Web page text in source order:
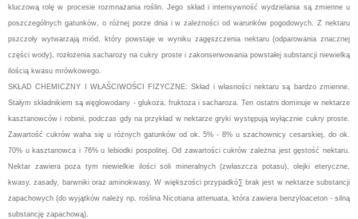
kluczową rolę w procesie rozmnażania roślin. Jego skład i intensywność wydzielania są zmienne u
poszczególnych gatunków, o różnej porze dnia i w zależności od warunków pogodowych. Z nektaru
pszczoły wytwarzają miód, który powstaje w wyniku zagęszczenia nektaru (odparowania znacznej
części wody), rozłożenia sacharozy na cukry proste i zakonserwowania powstałej substancji niewielką
ilością kwasu mrówkowego.
SKŁAD CHEMICZNY I WŁAŚCIWOŚCI FIZYCZNE: Skład i własności nektaru są bardzo zmienne.
Stałym składnikiem są węglowodany - glukoza, fruktoza i sacharoza. Ten ostatni dominuje w nektarze
kasztanowców i robinii, podczas gdy na przykład w nektarze gryki występują wyłącznie cukry proste.
Zawartość cukrów waha się u różnych gatunków od ok. 5% - 8% u szachownicy cesarskiej, do ok.
70% u kasztanowca i 76% u lebiodki pospolitej. Od zawartości cukrów zależna jest gęstość nektaru.
Nektar zawiera poza tym niewielkie ilości soli mineralnych (zwłaszcza potasu), olejki eteryczne,
kwasy, zasady, barwniki oraz aminokwasy. W większości przypadkó∑ brak jest w nektarze substancji
zapachowych (do wyjątków należy np. roślina Nicotiana attenuata, która zawiera benzyloaceton - silną
substancję zapachową).